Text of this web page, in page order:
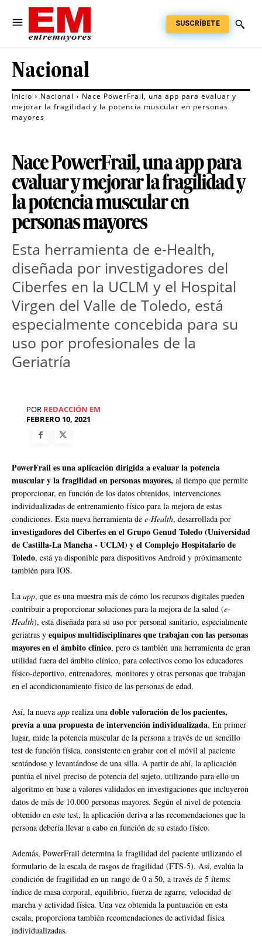
SUSCRÍBETE
Nacional
Inicio Nacional
Nace PowerFrail, una app para evaluar y
mejorar la fragilidad y la potencia muscular en personas
mayores
Nace PowerFrail, una app para
evaluar y mejorar la fragilidad y
la potencia muscular en
personas mayores
Esta herramienta de e-Health,
diseñada por investigadores del
Ciberfes en la UCLM y el Hospital
Virgen del Valle de Toledo, está
especialmente concebida para su
uso por profesionales de la
Geriatría
POR REDACCIÓN EM
FEBRERO 10, 2021
PowerFrail es una aplicación dirigida a evaluar la potencia
muscular y la fragilidad en personas mayores, al tiempo que permite
proporcionar, en función de los datos obtenidos, intervenciones
individualizadas de entrenamiento físico para la mejora de estas
condiciones. Esta nueva herramienta de e-Health, desarrollada por
investigadores del Ciberfes en el Grupo Genud Toledo (Universidad
de Castilla-La Mancha - UCLM) y el Complejo Hospitalario de
Toledo, está ya disponible para dispositivos Android y próximamente
también para IOS.
La app, que es una muestra más de cómo los recursos digitales pueden
contribuir a proporcionar soluciones para la mejora de la salud (e-
Health), está diseñada para su uso por personal sanitario, especialmente
geriatras y equipos multidisciplinares que trabajan con las personas
mayores en el ámbito clínico, pero es también una herramienta de gran
utilidad fuera del ámbito clínico, para colectivos como los educadores
físico-deportivo, entrenadores, monitores y otras personas que trabajan
en el acondicionamiento físico de las personas de edad.
Así, la nueva app realiza una doble valoración de los pacientes,
previa a una propuesta de intervención individualizada. En primer
lugar, mide la potencia muscular de la persona a través de un sencillo
test de función física, consistente en grabar con el móvil al paciente
sentándose y levantándose de una silla. A partir de ahí, la aplicación
puntúa el nivel preciso de potencia del sujeto, utilizando para ello un
algoritmo en base a valores validados en investigaciones que incluyeron
datos de más de 10.000 personas mayores. Según el nivel de potencia
obtenido en este test, la aplicación deriva a las recomendaciones que la
persona debería llevar a cabo en función de su estado físico.
Además, PowerFrail determina la fragilidad del paciente utilizando el
formulario de la escala de rasgos de fragilidad (FTS-5). Así, evalúa la
condición de fragilidad en un rango de 0 a 50, a través de 5 ítems:
índice de masa corporal, equilibrio, fuerza de agarre, velocidad de
marcha y actividad física. Una vez obtenida la puntuación en esta
escala, proporciona también recomendaciones de actividad física
individualizadas.